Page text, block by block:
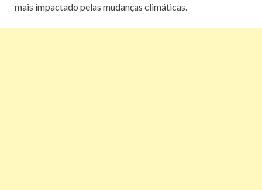
mais impactado pelas mudanças climáticas.